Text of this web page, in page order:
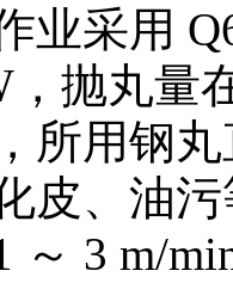
业采用
，抛丸量
所用钢
皮、油
～ 3 m/